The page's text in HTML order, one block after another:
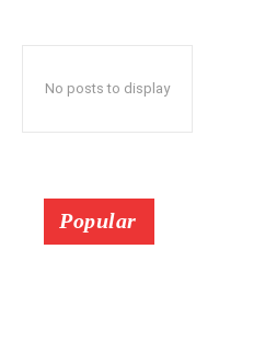
No posts to display
Popular